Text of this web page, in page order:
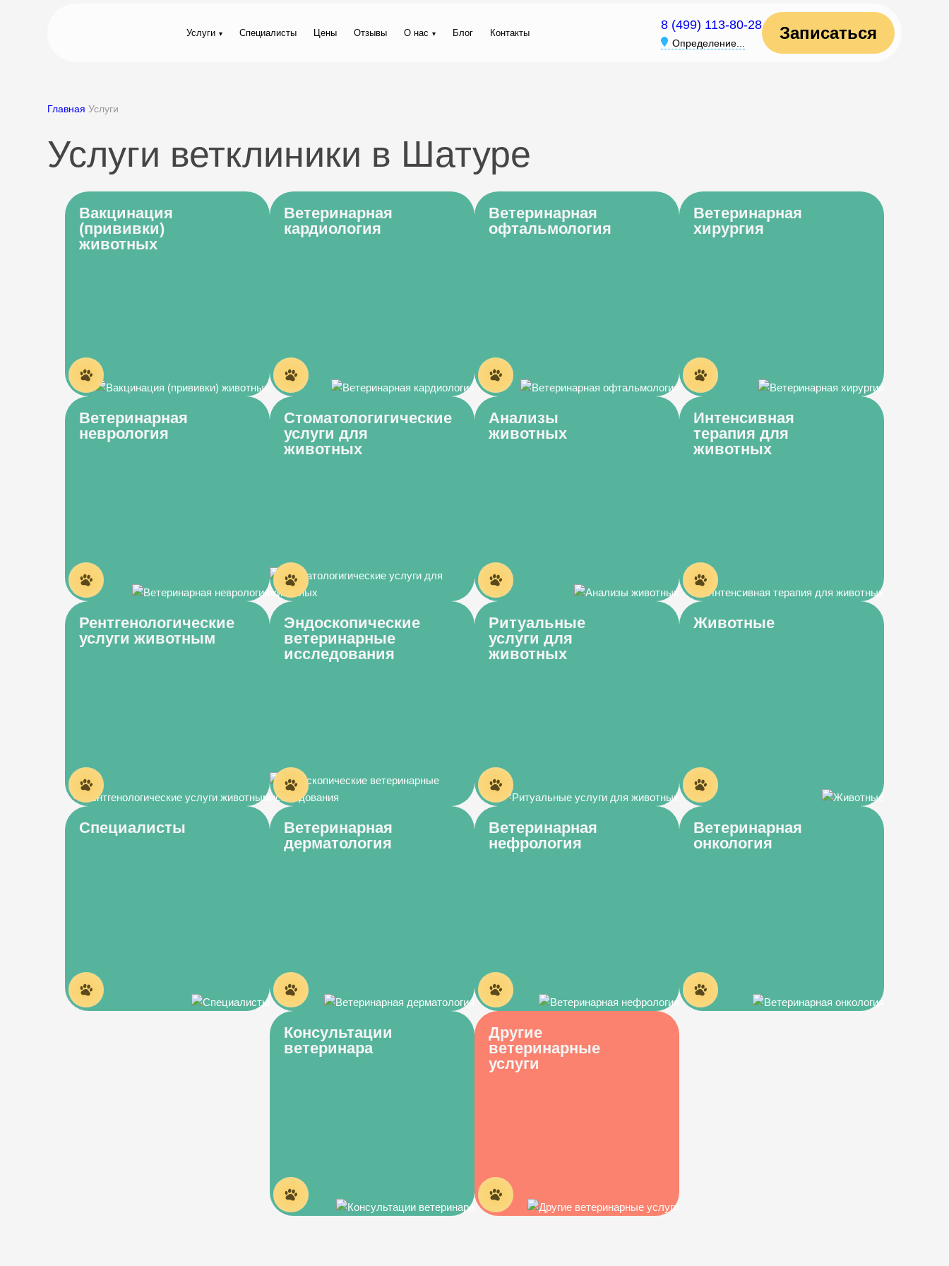
Услуги Специалисты Цены Отзывы О нас Блог Контакты
8 (499) 113-80-28
Определение...
Записаться
Главная Услуги
Услуги ветклиники в Шатуре
Вакцинация
(прививки)
животных
Ветеринарная
кардиология
Ветеринарная
офтальмология
Ветеринарная
хирургия
Ветеринарная
неврология
Стоматологигические
услуги для
животных
Анализы
животных
Интенсивная
терапия для
животных
Рентгенологические
услуги животным
Эндоскопические
ветеринарные
исследования
Ритуальные
услуги для
животных
Животные
Специалисты
Ветеринарная
дерматология
Ветеринарная
нефрология
Ветеринарная
онкология
Консультации
ветеринара
Другие
ветеринарные
услуги